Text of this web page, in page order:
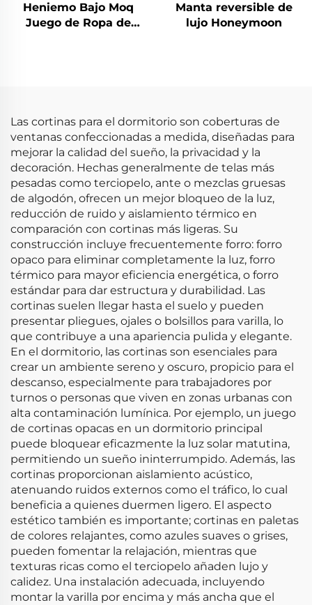
Heniemo Bajo Moq
Juego de Ropa de
Manta reversible de
lujo Honeymoon
Las cortinas para el dormitorio son coberturas de
ventanas confeccionadas a medida, diseñadas para
mejorar la calidad del sueño, la privacidad y la
decoración. Hechas generalmente de telas más
pesadas como terciopelo, ante o mezclas gruesas
de algodón, ofrecen un mejor bloqueo de la luz,
reducción de ruido y aislamiento térmico en
comparación con cortinas más ligeras. Su
construcción incluye frecuentemente forro: forro
opaco para eliminar completamente la luz, forro
térmico para mayor eficiencia energética, o forro
estándar para dar estructura y durabilidad. Las
cortinas suelen llegar hasta el suelo y pueden
presentar pliegues, ojales o bolsillos para varilla, lo
que contribuye a una apariencia pulida y elegante.
En el dormitorio, las cortinas son esenciales para
crear un ambiente sereno y oscuro, propicio para el
descanso, especialmente para trabajadores por
turnos o personas que viven en zonas urbanas con
alta contaminación lumínica. Por ejemplo, un juego
de cortinas opacas en un dormitorio principal
puede bloquear eficazmente la luz solar matutina,
permitiendo un sueño ininterrumpido. Además, las
cortinas proporcionan aislamiento acústico,
atenuando ruidos externos como el tráfico, lo cual
beneficia a quienes duermen ligero. El aspecto
estético también es importante; cortinas en paletas
de colores relajantes, como azules suaves o grises,
pueden fomentar la relajación, mientras que
texturas ricas como el terciopelo añaden lujo y
calidez. Una instalación adecuada, incluyendo
montar la varilla por encima y más ancha que el